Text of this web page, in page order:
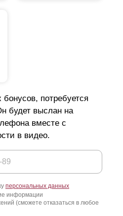
вкусовые предпочтения
Дело в том, что
забор более объемным с
линий. Соответственно
тем меньше изгибов
Заборы изготовленные из
и глубины одинаково
качеству.
потребуется
будет выслан на
вместе с
в видео.
персональных данных
информации
(сможете отказаться в любое